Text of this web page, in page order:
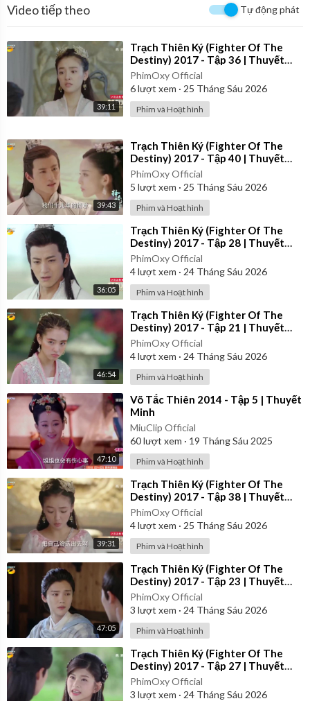
Video tiếp theo Tự động phát
39:11
⁣Trạch Thiên Ký (Fighter Of The
Destiny) 2017 - Tập 36 | Thuyết
Minh
PhimOxy Official
6lượt xem · 25 Tháng Sáu 2026
Phim và Hoạt hình
39:43
⁣Trạch Thiên Ký (Fighter Of The
Destiny) 2017 - Tập 40 | Thuyết
Minh
PhimOxy Official
5 lượt xem · 25 Tháng Sáu 2026
Phim và Hoạt hình
36:05
⁣Trạch Thiên Ký (Fighter Of The
Destiny) 2017 - Tập 28 | Thuyết
Minh
PhimOxy Official
4lượt xem · 24 Tháng Sáu 2026
Phim và Hoạt hình
46:54
⁣Trạch Thiên Ký (Fighter Of The
Destiny) 2017 - Tập 21 | Thuyết
Minh
PhimOxy Official
4lượt xem · 24 Tháng Sáu 2026
Phim và Hoạt hình
47:10
⁣Võ Tắc Thiên 2014 - Tập 5 | Thuyết
Minh
MiuClip Official
60lượt xem · 19 Tháng Sáu 2025
Phim và Hoạt hình
39:31
⁣Trạch Thiên Ký (Fighter Of The
Destiny) 2017 - Tập 38 | Thuyết
Minh
PhimOxy Official
4lượt xem · 25 Tháng Sáu 2026
Phim và Hoạt hình
47:05
⁣Trạch Thiên Ký (Fighter Of The
Destiny) 2017 - Tập 23 | Thuyết
Minh
PhimOxy Official
3 lượt xem · 24 Tháng Sáu 2026
Phim và Hoạt hình
⁣Trạch Thiên Ký (Fighter Of The
Destiny) 2017 - Tập 27 | Thuyết
Minh
PhimOxy Official
3 lượt xem · 24 Tháng Sáu 2026